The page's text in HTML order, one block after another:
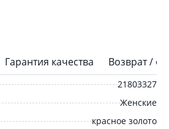
Гарантия качества Возврат /
21803327
Женские
красное золото